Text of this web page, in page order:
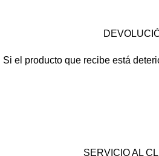
Si el producto que recibe está
SERVICIO AL